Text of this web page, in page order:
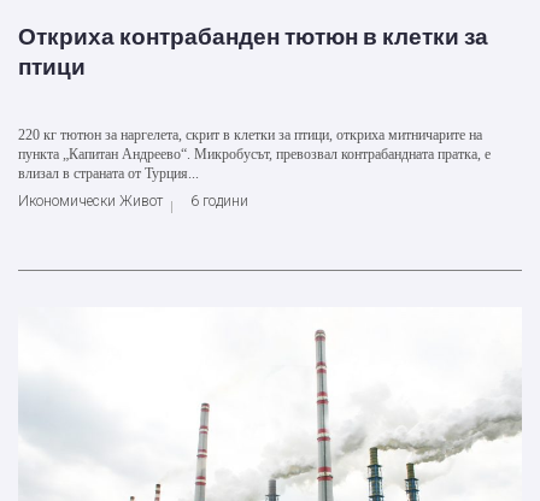
Откриха контрабанден тютюн в клетки за
птици
220 кг тютюн за наргелета, скрит в клетки за птици, откриха митничарите на
пункта „Капитан Андреево“. Микробусът, превозвал контрабандната пратка, е
влизал в страната от Турция...
Икономически Живот
6 години